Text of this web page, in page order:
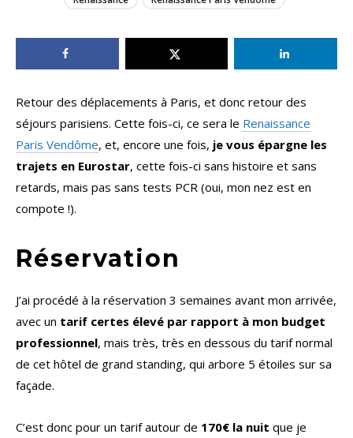
Retour des déplacements à Paris, et donc retour des
séjours parisiens. Cette fois-ci, ce sera le Renaissance
Paris Vendôme, et, encore une fois, je vous épargne les
trajets en Eurostar, cette fois-ci sans histoire et sans
retards, mais pas sans tests PCR (oui, mon nez est en
compote !).
Réservation
J’ai procédé à la réservation 3 semaines avant mon arrivée,
avec un tarif certes élevé par rapport à mon budget
professionnel, mais très, très en dessous du tarif normal
de cet hôtel de grand standing, qui arbore 5 étoiles sur sa
façade.
C’est donc pour un tarif autour de 170€ la nuit que je